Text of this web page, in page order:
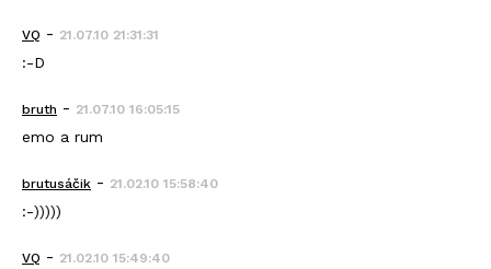
VQ - 21.07.10 21:31:31
:-D
bruth - 21.07.10 16:05:15
emo a rum
brutusáčik - 21.02.10 15:58:40
:-)))))
VQ - 21.02.10 15:49:40